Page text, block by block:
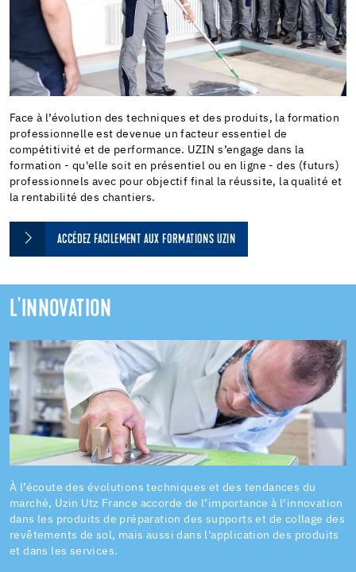
Face à l’évolution des techniques et des produits, la formation
professionnelle est devenue un facteur essentiel de
compétitivité et de performance. UZIN s’engage dans la
formation - qu'elle soit en présentiel ou en ligne - des (futurs)
professionnels avec pour objectif final la réussite, la qualité et
la rentabilité des chantiers.
ACCÉDEZ FACILEMENT AUX FORMATIONS UZIN
L'INNOVATION
À l’écoute des évolutions techniques et des tendances du
marché, Uzin Utz France accorde de l’importance à l’innovation
dans les produits de préparation des supports et de collage des
revêtements de sol, mais aussi dans l'application des produits
et dans les services.